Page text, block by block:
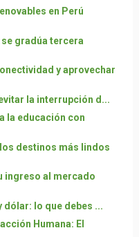
en Perú
gradúa tercera
y aprovechar
la interrupción d...
la educación con
destinos más lindos
ingreso al mercado
dólar: lo que debes ...
Humana: El